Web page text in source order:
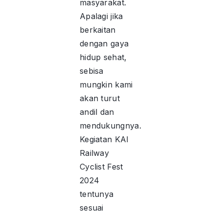
masyarakat.
Apalagi jika
berkaitan
dengan gaya
hidup sehat,
sebisa
mungkin kami
akan turut
andil dan
mendukungnya.
Kegiatan KAI
Railway
Cyclist Fest
2024
tentunya
sesuai